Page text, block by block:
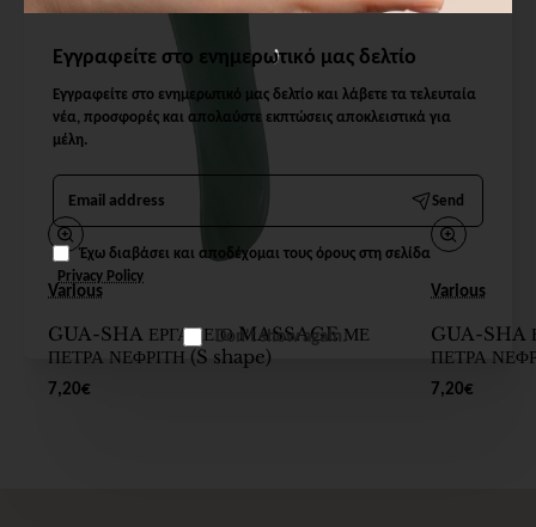
Εγγραφείτε στο ενημερωτικό μας δελτίο
Εγγραφείτε στο ενημερωτικό μας δελτίο και λάβετε τα τελευταία
νέα, προσφορές και απολαύστε εκπτώσεις αποκλειστικά για
μέλη.
Email
address
Send
Έχω διαβάσει και αποδέχομαι τους όρους στη σελίδα
Privacy Policy
Don't show again.
Various
GUA-SHA ΕΡΓΑΛΕΙΟ MASSAGE ΜΕ
ΠΕΤΡΑ ΝΕΦΡΙΤΗ (S shape)
7,20€
Various
GUA-SHA
ΠΕΤΡΑ
7,20€